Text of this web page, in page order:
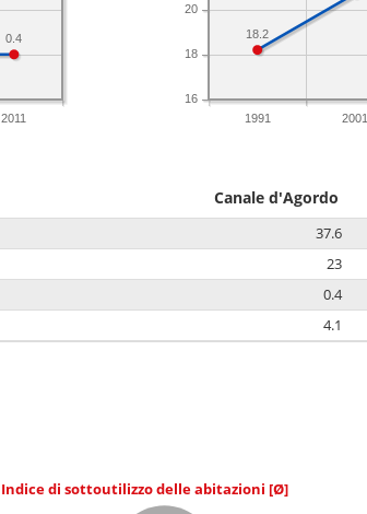
2011
0.4
1991 2001
16
18
20
18.2
Canale d'Agordo
37.6
23
0.4
4.1
Indice di sottoutilizzo delle abitazioni [Ø]